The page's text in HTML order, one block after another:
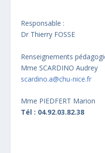
Responsable :
Dr Thierry FOSSE
Renseignements
Mme SCARDINO Audrey
scardino.a@chu-nice.fr
Mme PIEDFERT Marion
Tél : 04.92.03.82.38